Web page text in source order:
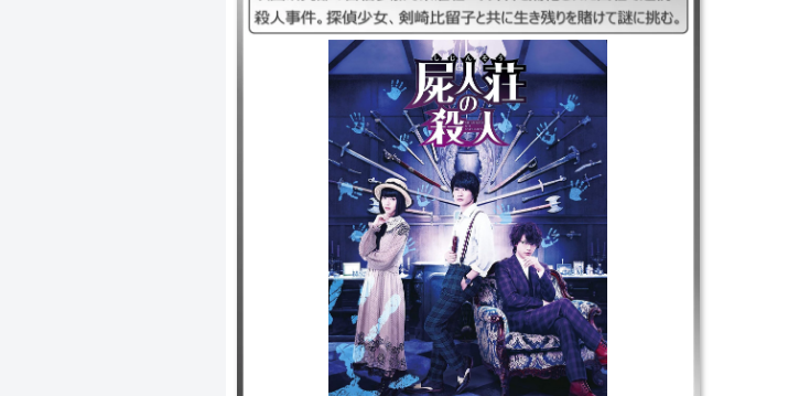
｜しじんそうの殺人、紫湛荘の殺人 ｜2019年｜神木隆之介/浜
辺美波/中村倫也｜ミステリー ｜映画研究部の合宿参加で紫湛荘
へ。外界と隔絶された山荘で連続殺人事件。探偵少女、剣崎比
留子と共に生き残りを賭けて謎に挑む。